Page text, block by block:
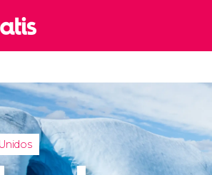
Italia
Reino
Reino